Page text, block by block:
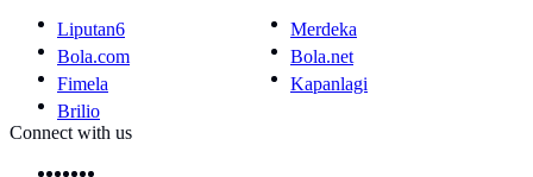
Liputan6
Merdeka
Bola.com
Bola.net
Fimela
Kapanlagi
Brilio
Connect with us